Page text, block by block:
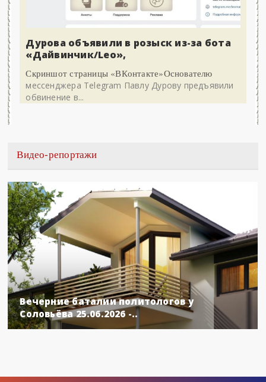
Дурова объявили в розыск из-за бота
«Дайвинчик/Leo»,
Скриншот страницы «ВКонтакте»Основателю
мессенджера Telegram Павлу Дурову предъявили
обвинение в...
Видео-репортажи
Вечерние баталии политологов у
Соловьёва 25.06.2026 -..